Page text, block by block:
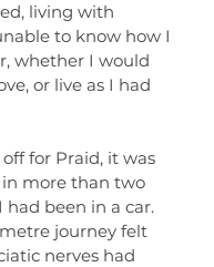
living with
to know how I
whether I would
or live as I had
for Praid, it was
more than two
been in a car.
journey felt
nerves had